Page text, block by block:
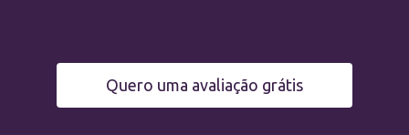
Quero uma avaliação grátis